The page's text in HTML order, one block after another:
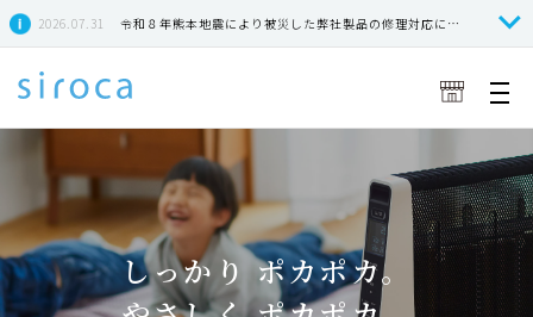
2026.07.31 令和８年熊本地震により被災した弊社製品の修理対応につきまして
しっかり ポカポカ。